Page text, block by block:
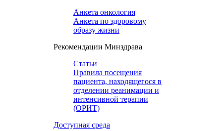
Анкета онкология
Анкета по здоровому
образу жизни
Рекомендации Минздрава
Статьи
Правила посещения
пациента, находящегося в
отделении реанимации и
интенсивной терапии
(ОРИТ)
Доступная среда